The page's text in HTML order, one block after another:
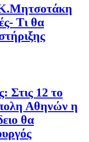
Κ.Μητσοτάκη
Τι θα
Στις 12 το
Αθηνών η
θα